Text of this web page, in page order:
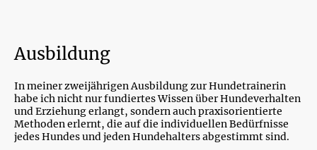
Ausbildung
In meiner zweijährigen Ausbildung zur Hundetrainerin
habe ich nicht nur fundiertes Wissen über Hundeverhalten
und Erziehung erlangt, sondern auch praxisorientierte
Methoden erlernt, die auf die individuellen Bedürfnisse
jedes Hundes und jeden Hundehalters abgestimmt sind.